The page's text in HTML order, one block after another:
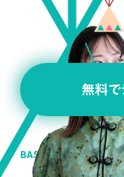
無料で
BASEの強み